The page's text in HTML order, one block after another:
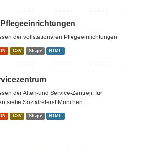
der vollstationären Pflegeeinrichtungen
CSV Shape HTML
der Alten-und Service-Zentren. für
siehe Sozialreferat München
CSV Shape HTML